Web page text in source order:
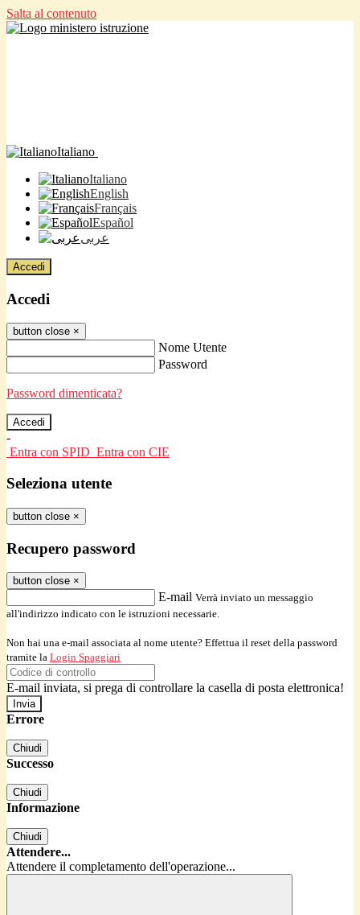
Salta al contenuto
Italiano
Italiano
English
Français
Español
عربى
Accedi
Accedi
button close ×
Nome Utente
Password
Password dimenticata?
-
Entra con SPID Entra con CIE
Seleziona utente
button close ×
Recupero password
button close ×
E-mail Verrà inviato un messaggio
all'indirizzo indicato con le istruzioni necessarie.
Non hai una e-mail associata al nome utente? Effettua il reset della password
tramite la Login Spaggiari
E-mail inviata, si prega di controllare la casella di posta elettronica!
Errore
Chiudi
Successo
Chiudi
Informazione
Chiudi
Attendere...
Attendere il completamento dell'operazione...